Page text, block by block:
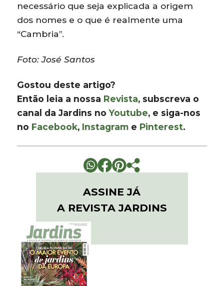
necessário que seja explicada a origem
dos nomes e o que é realmente uma
“Cambria”.
Foto: José Santos
Gostou deste artigo?
Então leia a nossa Revista, subscreva o
canal da Jardins noYoutube, e siga-nos
no Facebook, Instagram e Pinterest.
ASSINE JÁ
A REVISTA JARDINS